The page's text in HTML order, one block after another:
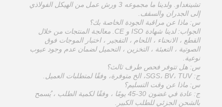
تشينغداو. ولدينا ما مجموعه 3 ورش عمل من الهيكل الفولاذي
إلى الجدران والسقف.
س: ماذا عن مراقبة الجودة الخاصة بك؟
الجواب: لدينا شهادة ISO و CE. معالجة المنتجات من خلال
القطع ، الانحناء ، اللحام ، التفجير ، اختبار الموجات فوق
الصوتية ، التعبئة ، التخزين ، التحميل لضمان عدم وجود عيوب
نوعية.
س: هل تتوفر فحص طرف ثالث؟
ج: SGS، BV، TUV، الخ متوفرة، وفقًا لمتطلبات العميل.
س: ماذا عن وقت التسليم؟
ج: عادة في غضون 30-45 يومًا ، وفقًا لكمية الطلب ، يُسمح
بالشحن الجزئي للطلب الكبير.